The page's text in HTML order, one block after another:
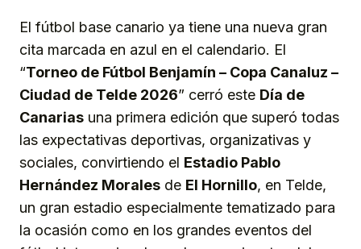
El fútbol base canario ya tiene una nueva gran
cita marcada en azul en el calendario. El
“Torneo de Fútbol Benjamín – Copa Canaluz –
Ciudad de Telde 2026” cerró este Día de
Canarias una primera edición que superó todas
las expectativas deportivas, organizativas y
sociales, convirtiendo el Estadio Pablo
Hernández Morales de El Hornillo, en Telde,
un gran estadio especialmente tematizado para
la ocasión como en los grandes eventos del